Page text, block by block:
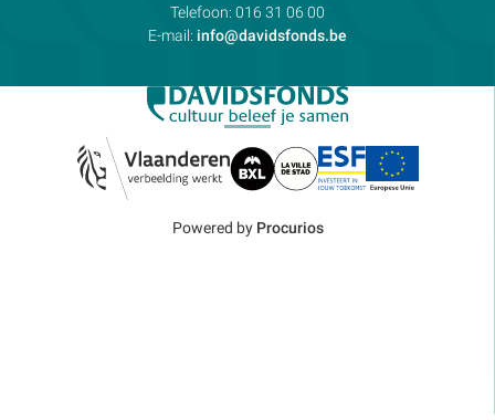
Telefoon: 016 31 06 00
E-mail: info@davidsfonds.be
Powered by Procurios